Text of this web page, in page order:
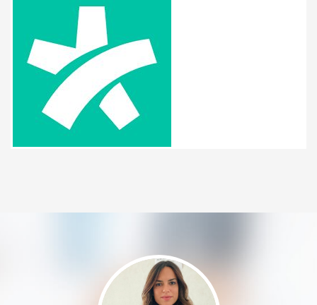
fronzoli, dritta al punto.
Paziente
sua Paziente, ho avuto modo di
grandissima Professionalita',
Competenza e Attenzione alle
Problematiche personali espresse